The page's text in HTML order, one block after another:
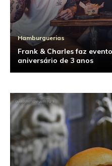
Hamburguerias
Frank & Charles faz
aniversário de 3 anos